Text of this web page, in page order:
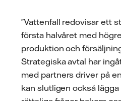
”Vattenfall redovisar ett
första halvåret med
produktion och
Strategiska avtal har
med partners driver på
kan slutligen också